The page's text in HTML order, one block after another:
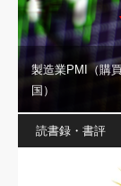
製造業PMI（購
国）
読書録・書評